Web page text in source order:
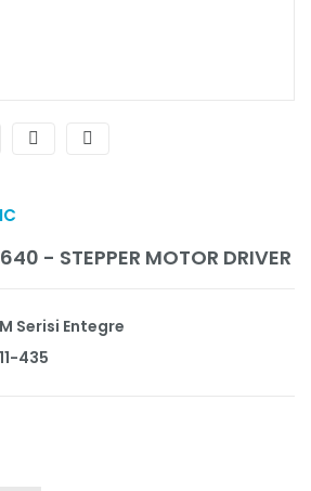
- STEPPER MOTOR DRIVER
M Serisi Entegre
11-435